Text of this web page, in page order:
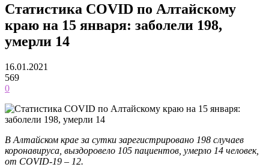
Статистика COVID по Алтайскому
краю на 15 января: заболели 198,
умерли 14
16.01.2021
569
0
В Алтайском крае за сутки зарегистрировано 198 случаев
коронавируса, выздоровело 105 пациентов, умерло 14 человек,
от COVID-19 – 12.